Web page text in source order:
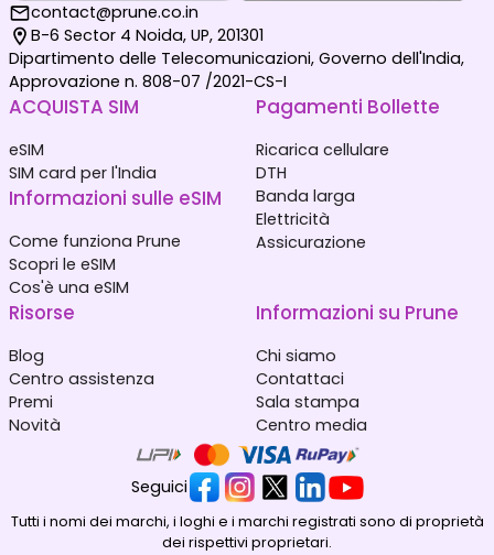
contact@prune.co.in
B-6 Sector 4 Noida, UP, 201301
Dipartimento delle Telecomunicazioni, Governo dell'India,
Approvazione n. 808-07 /2021-CS-I
ACQUISTA SIM
eSIM
SIM card per l'India
Informazioni sulle eSIM
Come funziona Prune
Scopri le eSIM
Cos'è una eSIM
Pagamenti Bollette
Ricarica cellulare
DTH
Banda larga
Elettricità
Assicurazione
Risorse
Blog
Centro assistenza
Premi
Novità
Informazioni su Prune
Chi siamo
Contattaci
Sala stampa
Centro media
Seguici
Tutti i nomi dei marchi, i loghi e i marchi registrati sono di proprietà
dei rispettivi proprietari.